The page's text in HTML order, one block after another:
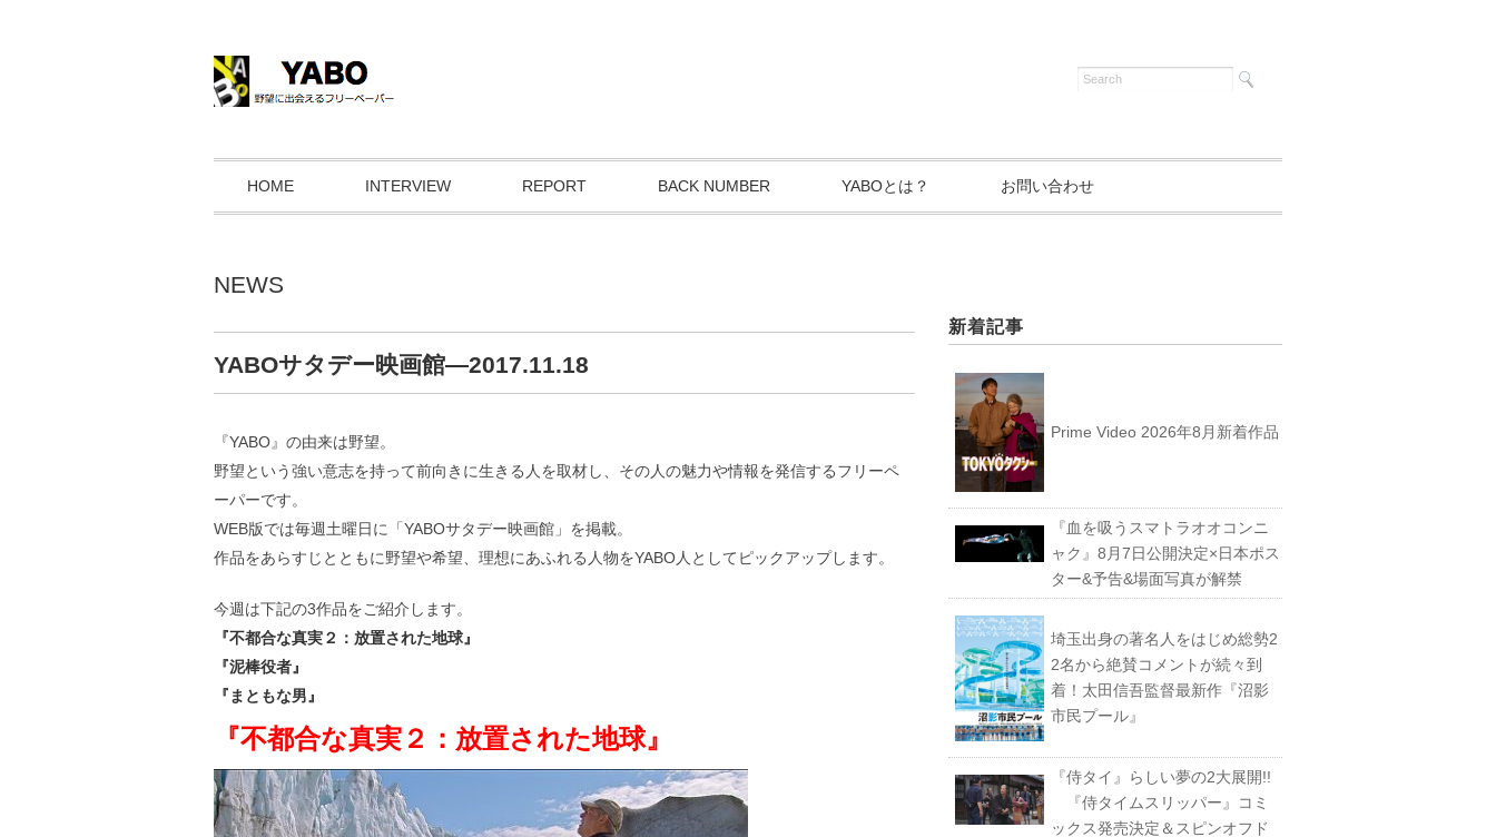
HOME INTERVIEW REPORT BACK NUMBER YABOとは？ お問い合わせ
NEWS
YABOサタデー映画館―2017.11.18
『YABO』の由来は野望。
野望という強い意志を持って前向きに生きる人を取材し、その人の魅力や情報を発信するフリーペ
ーパーです。
WEB版では毎週土曜日に「YABOサタデー映画館」を掲載。
作品をあらすじとともに野望や希望、理想にあふれる人物をYABO人としてピックアップします。
今週は下記の3作品をご紹介します。
『不都合な真実２：放置された地球』
『泥棒役者』
『まともな男』
『不都合な真実２：放置された地球』
新着記事
Prime Video 2026年8月新着作品
『血を吸うスマトラオオコンニ
ャク』8月7日公開決定×日本ポス
ター&予告&場面写真が解禁
埼玉出身の著名人をはじめ総勢2
2名から絶賛コメントが続々到
着！太田信吾監督最新作『沼影
市民プール』
『侍タイ』らしい夢の2大展開!!
『侍タイムスリッパー』コミ
ックス発売決定＆スピンオフド